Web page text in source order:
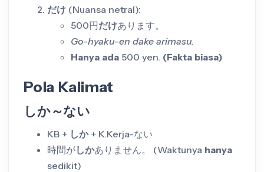
だけ (Nuansa netral):
500円だけあります。
Go-hyaku-en dake arimasu.
Hanya ada 500 yen. (Fakta biasa)
Pola Kalimat
しか～ない
KB + しか+ K.Kerja-ない
時間がしかありません。 (Waktunya hanya
sedikit)